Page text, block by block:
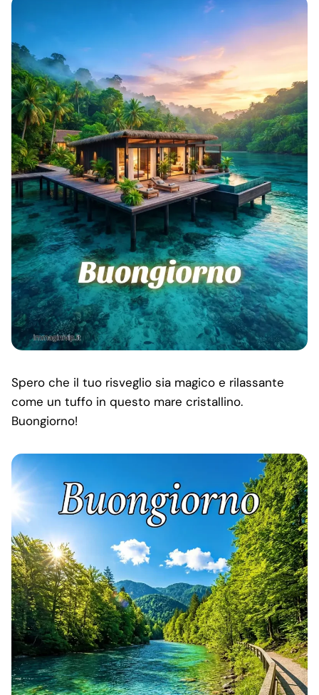
Spero che il tuo risveglio sia magico e rilassante
come un tuffo in questo mare cristallino.
Buongiorno!